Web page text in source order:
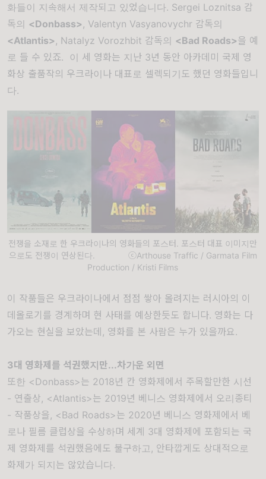
화들이 지속해서 제작되고 있었습니다. Sergei Loznitsa 감
독의 <Donbass> , Valentyn Vasyanovychr 감독의
<Atlantis> , Natalyz Vorozhbit 감독의 <Bad Roads>을 예
로 들 수 있죠. 이 세 영화는 지난 3년 동안 아카데미 국제 영
화상 출품작의 우크라이나 대표로 셀렉되기도 했던 영화들입니
다.
전쟁을 소재로 한 우크라이나의 영화들의 포스터. 포스터 대표 이미지만
으로도 전쟁이 연상된다. ⓒArthouse Traffic / Garmata Film
Production / Kristi Films
이 작품들은 우크라이나에서 점점 쌓아 올려지는 러시아의 이
데올로기를 경계하며 현 사태를 예상한듯도 합니다. 영화는 다
가오는 현실을 보았는데, 영화를 본 사람은 누가 있을까요.
3대 영화제를 석권했지만...차가운 외면
또한 <Donbass>는 2018년 칸 영화제에서 주목할만한 시선
- 연출상, <Atlantis>는 2019년 베니스 영화제에서 오리종티
- 작품상을, <Bad Roads>는 2020년 베니스 영화제에서 베
로나 필름 클럽상을 수상하며 세계 3대 영화제에 포함되는 국
제 영화제를 석권했음에도 불구하고, 안타깝게도 상대적으로
화제가 되지는 않았습니다.